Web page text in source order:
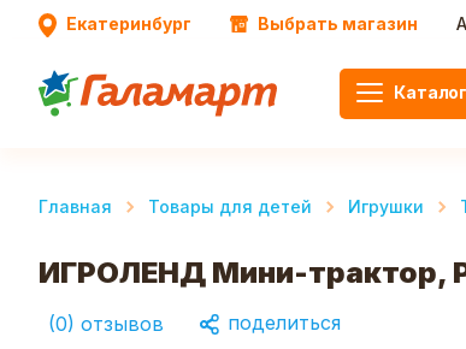
Екатеринбург Выбрать магазин
Каталог
Главная Товары для детей Игрушки
ИГРОЛЕНД Мини-трактор,
(0) отзывов поделиться